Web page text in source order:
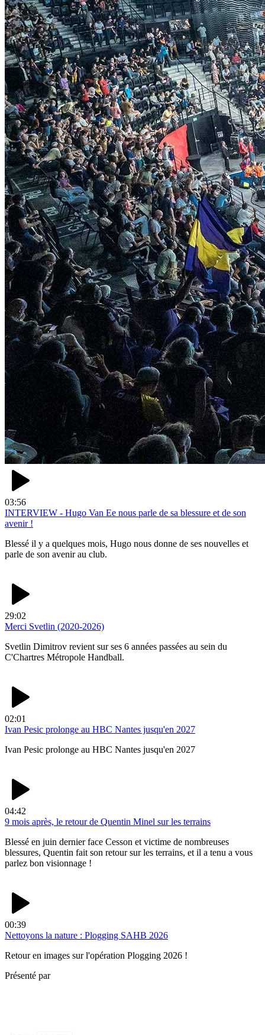
03:56
INTERVIEW - Hugo Van Ee nous parle de sa blessure et de son
avenir !
Blessé il y a quelques mois, Hugo nous donne de ses nouvelles et
parle de son avenir au club.
29:02
Merci Svetlin (2020-2026)
Svetlin Dimitrov revient sur ses 6 années passées au sein du
C'Chartres Métropole Handball.
02:01
Ivan Pesic prolonge au HBC Nantes jusqu'en 2027
Ivan Pesic prolonge au HBC Nantes jusqu'en 2027
04:42
9 mois après, le retour de Quentin Minel sur les terrains
Blessé en juin dernier face Cesson et victime de nombreuses
blessures, Quentin fait son retour sur les terrains, et il a tenu a vous
parlez bon visionnage !
00:39
Nettoyons la nature : Plogging SAHB 2026
Retour en images sur l'opération Plogging 2026 !
Présenté par